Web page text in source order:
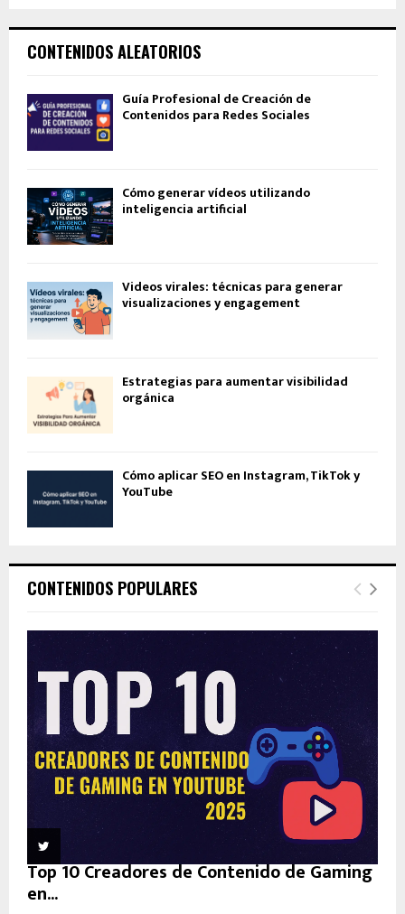
CONTENIDOS ALEATORIOS
Guía Profesional de Creación de
Contenidos para Redes Sociales
Cómo generar vídeos utilizando
inteligencia artificial
Videos virales: técnicas para generar
visualizaciones y engagement
Estrategias para aumentar visibilidad
orgánica
Cómo aplicar SEO en Instagram, TikTok y
YouTube
CONTENIDOS POPULARES
Top 10 Creadores de Contenido de Gaming
en...